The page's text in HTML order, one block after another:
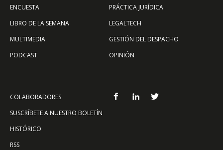
ENCUESTA
LIBRO DE LA SEMANA
MULTIMEDIA
PODCAST
PRÁCTICA JURÍDICA
LEGALTECH
GESTIÓN DEL DESPACHO
OPINIÓN
COLABORADORES
SUSCRÍBETE A NUESTRO BOLETÍN
HISTÓRICO
RSS